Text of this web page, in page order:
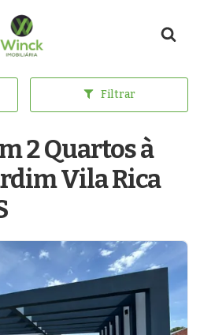
Página inicial
Filtrar
2 Quartos à
Vila Rica